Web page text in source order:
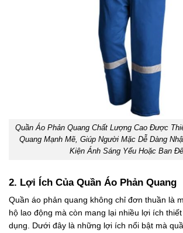
Quần Áo Phản Quang Chất Lượng Cao Được
Quang Mạnh Mẽ, Giúp Người Mặc Dễ Dàng
Kiện Ánh Sáng Yếu Hoặc Ban
2. Lợi Ích Của Quần Áo Phản Quang
Quần áo phản quang không chỉ đơn thuần là
hộ lao động mà còn mang lại nhiều lợi ích
dụng. Dưới đây là những lợi ích nổi bật mà